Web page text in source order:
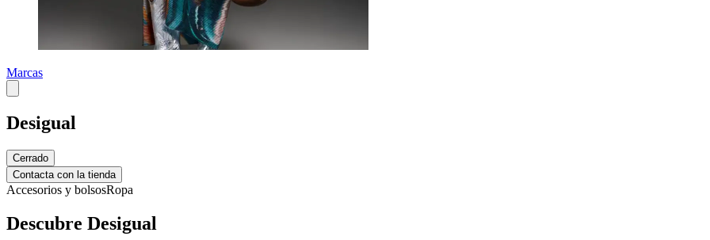
Marcas
Desigual
Cerrado
Contacta con la tienda
Accesorios y bolsosRopa
Descubre Desigual